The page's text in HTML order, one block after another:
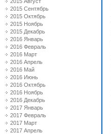
2015 Сентябрь
2015 Октябрь
2015 Ноябрь
2015 Декабрь
2016 Январь
2016 Февраль
2016 Март
2016 Апрель
2016 Май
2016 Июнь
2016 Октябрь
2016 Ноябрь
2016 Декабрь
2017 Январь
2017 Февраль
2017 Март
2017 Апрель